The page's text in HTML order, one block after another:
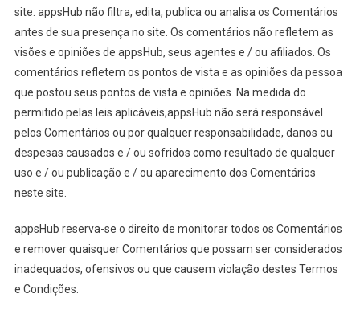
site. appsHub não filtra, edita, publica ou analisa os Comentários
antes de sua presença no site. Os comentários não refletem as
visões e opiniões de appsHub, seus agentes e / ou afiliados. Os
comentários refletem os pontos de vista e as opiniões da pessoa
que postou seus pontos de vista e opiniões. Na medida do
permitido pelas leis aplicáveis,appsHub não será responsável
pelos Comentários ou por qualquer responsabilidade, danos ou
despesas causados e / ou sofridos como resultado de qualquer
uso e / ou publicação e / ou aparecimento dos Comentários
neste site.
appsHub reserva-se o direito de monitorar todos os Comentários
e remover quaisquer Comentários que possam ser considerados
inadequados, ofensivos ou que causem violação destes Termos
e Condições.